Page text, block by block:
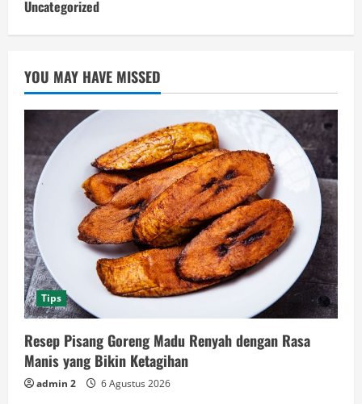
Uncategorized
YOU MAY HAVE MISSED
Tips
Resep Pisang Goreng Madu Renyah dengan Rasa
Manis yang Bikin Ketagihan
admin 2 6 Agustus 2026